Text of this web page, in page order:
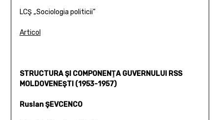
LCŞ „Sociologia politicii”
Articol
STRUCTURA ŞI COMPONENŢA GUVERNULUI RSS
MOLDOVENEŞTI (1953-1957)
Ruslan ŞEVCENCO